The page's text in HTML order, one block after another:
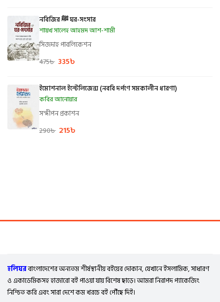
নবিজির ﷺ ঘর-সংসার
শায়খ সালেহ আহমদ আশ-শামী
সিজদাহ পাবলিকেশন
475৳ 335৳
ইমোশনাল ইন্টেলিজেন্স (নববি দর্পণে সমকালীন ধারণা)
কবির আনোয়ার
সন্দীপন প্রকাশন
290৳ 215৳
হলিঘরবাংলাদেশের অন্যতম শীর্ষস্থানীয় বইয়ের দোকান, যেখানে ইসলামিক, সাধারণ
ও একাডেমিকসহ হাজারো বই পাওয়া যায় বিশেষ ছাড়ে। আমরা নিরাপদ প্যাকেজিং
নিশ্চিত করি এবং সারা দেশে কম খরচে বই পৌঁছে দিই।